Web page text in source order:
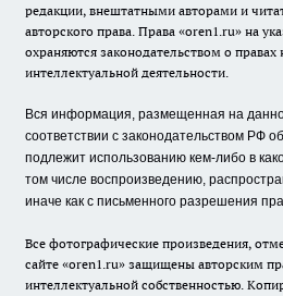
редакции, внештатными авторами и
авторского права. Права «oren1.ru» на
охраняются законодательством о правах
интеллектуальной деятельности.
Вся информация, размещенная на
соответствии с законодательством РФ
подлежит использованию кем-либо в
том числе воспроизведению,
иначе как с письменного разрешения
Все фотографические произведения,
сайте «oren1.ru» защищены авторским
интеллектуальной собственностью.